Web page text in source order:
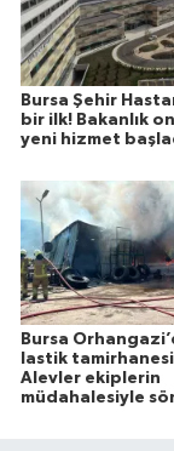
Bursa Şehir
bir ilk! Bakanlık
yeni hizmet
Bursa
lastik tamirhanesi
Alevler ekiplerin
müdahalesiyle